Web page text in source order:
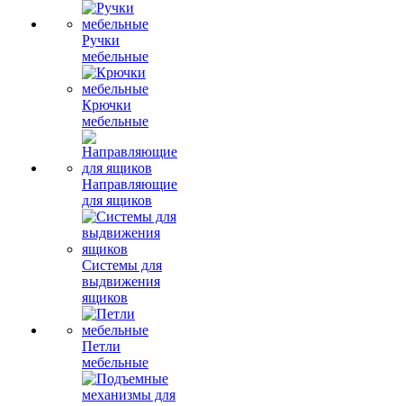
Ручки
мебельные
Крючки
мебельные
Направляющие
для ящиков
Системы для
выдвижения
ящиков
Петли
мебельные